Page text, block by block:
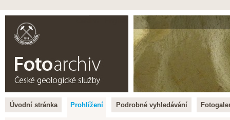
Úvodní stránka Prohlížení Podrobné vyhledávání